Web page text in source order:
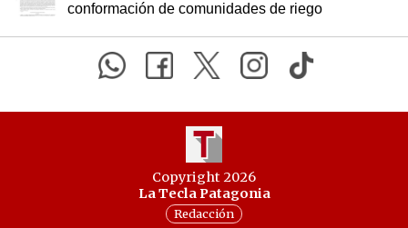
conformación de comunidades de riego
Copyright 2026
La Tecla Patagonia
Redacción